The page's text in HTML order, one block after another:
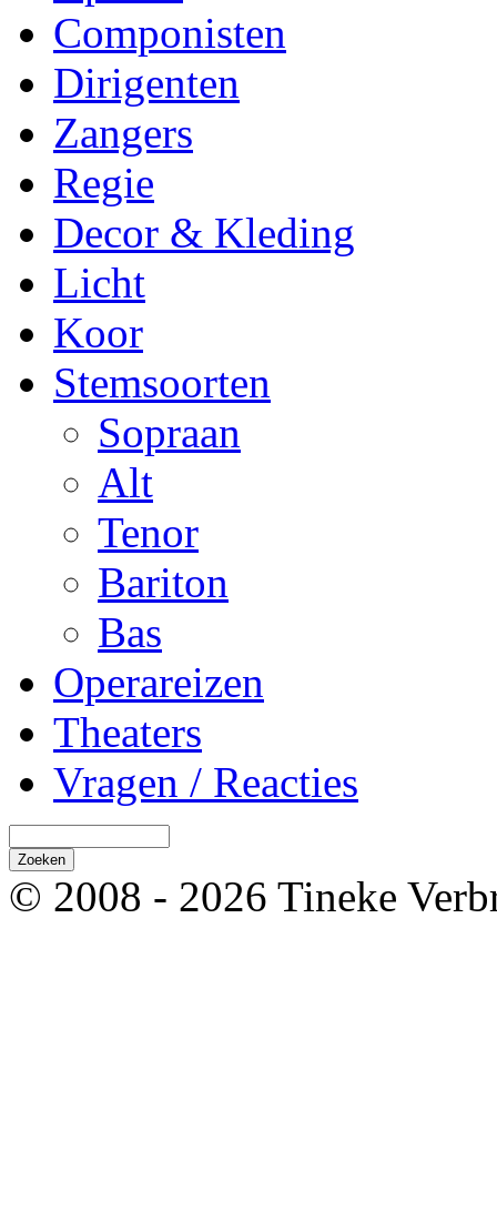
Componisten
Dirigenten
Zangers
Regie
Decor & Kleding
Licht
Koor
Stemsoorten
Sopraan
Alt
Tenor
Bariton
Bas
Operareizen
Theaters
Vragen / Reacties
© 2008 - 2026 Tineke